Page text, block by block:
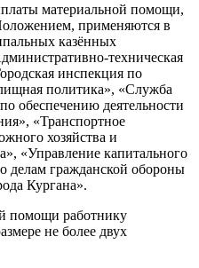
материальной помощи,
применяются в
казённых
техническая
инспекция по
политика», «Служба
обеспечению деятельности
«Транспортное
хозяйства и
«Управление капитального
делам гражданской обороны
Кургана».
помощи работнику
не более двух